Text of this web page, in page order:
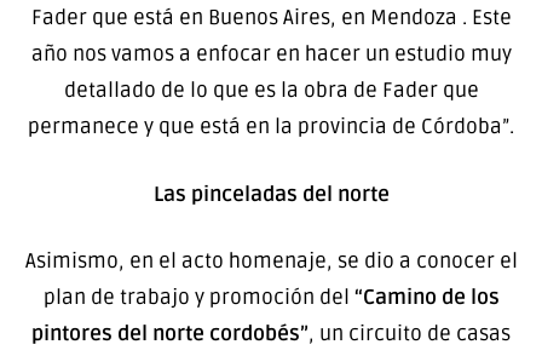
Fader que está en Buenos Aires, en Mendoza . Este
año nos vamos a enfocar en hacer un estudio muy
detallado de lo que es la obra de Fader que
permanece y que está en la provincia de Córdoba”.
Las pinceladas del norte
Asimismo, en el acto homenaje, se dio a conocer el
plan de trabajo y promoción del “Camino de los
pintores del norte cordobés”, un circuito de casas